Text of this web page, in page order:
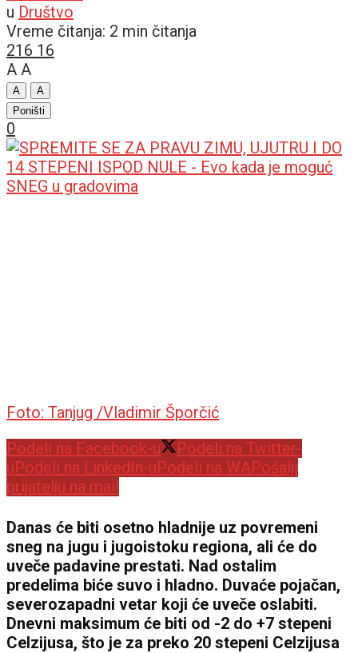
u Društvo
Vreme čitanja: 2 min čitanja
216 16
A A
A
A
Poništi
0
Foto: Tanjug /Vladimir Šporčić
Podeli na Facebook-u
Podeli na Twitter-
uPodeli na LinkedIn-uPodeli na WAPošalji
prijatelju na mail
Danas će biti osetno hladnije uz povremeni
sneg na jugu i jugoistoku regiona, ali će do
uveče padavine prestati. Nad ostalim
predelima biće suvo i hladno. Duvaće pojačan,
severozapadni vetar koji će uveče oslabiti.
Dnevni maksimum će biti od -2 do +7 stepeni
Celzijusa, što je za preko 20 stepeni Celzijusa